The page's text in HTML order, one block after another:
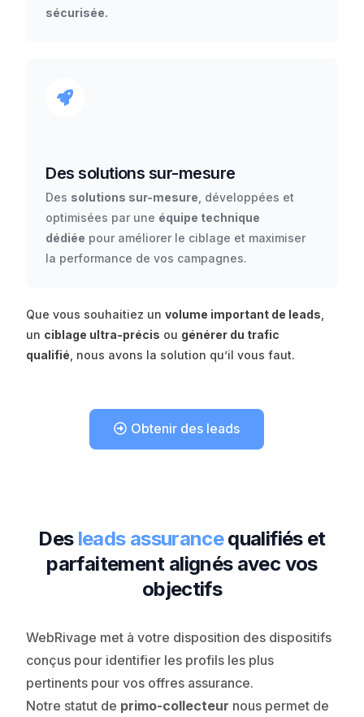
Que vous souhaitiez unvolume important de leads
un ciblage ultra-précis ou générer du trafic
qualifié , nous avons la solution qu’il vous faut.
Obtenir des leads
Des solutions sur-mesure
Des solutions sur-mesure , développées et
optimisées par une équipe technique
dédiée pour améliorer le ciblage et maximiser
la performance de vos campagnes.
sécurisée.
Des leads assurancequalifiés et
parfaitement alignés avec vos
objectifs
WebRivage met à votre disposition des dispositifs
conçus pour identifier les profils les plus
pertinents pour vos offres assurance.
Notre statut de primo-collecteur nous permet de